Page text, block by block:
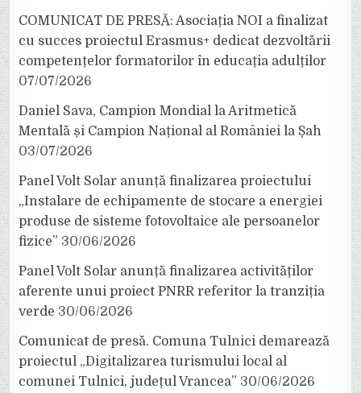
COMUNICAT DE PRESĂ: Asociația NOI a finalizat
cu succes proiectul Erasmus+ dedicat dezvoltării
competențelor formatorilor în educația adulților
07/07/2026
Daniel Sava, Campion Mondial la Aritmetică
Mentală și Campion Național al României la Șah
03/07/2026
Panel Volt Solar anunță finalizarea proiectului
„Instalare de echipamente de stocare a energiei
produse de sisteme fotovoltaice ale persoanelor
fizice” 30/06/2026
Panel Volt Solar anunță finalizarea activităților
aferente unui proiect PNRR referitor la tranziția
verde 30/06/2026
Comunicat de presă. Comuna Tulnici demarează
proiectul „Digitalizarea turismului local al
comunei Tulnici, județul Vrancea” 30/06/2026